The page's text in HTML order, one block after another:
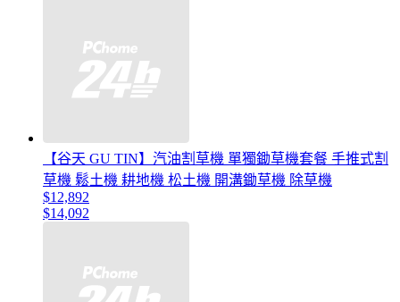
【谷天 GU TIN】汽油割草機 單獨鋤草機套餐 手推式割
草機 鬆土機 耕地機 松土機 開溝鋤草機 除草機
$12,892
$14,092